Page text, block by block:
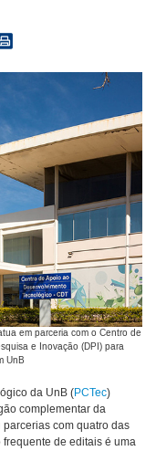
em parceria com o Centro de
e Inovação (DPI) para
UnB
da UnB (PCTec)
complementar da
com quatro das
de editais é uma